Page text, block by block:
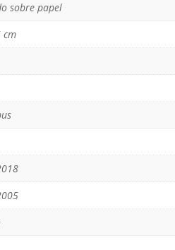
sobre papel
cm